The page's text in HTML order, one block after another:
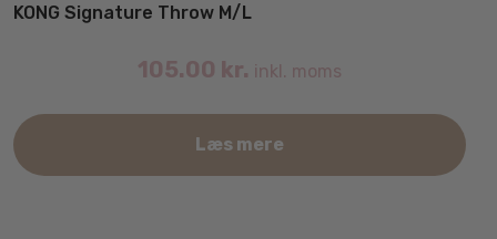
KONG Signature Throw M/L
105.00 kr. inkl. moms
Læs mere